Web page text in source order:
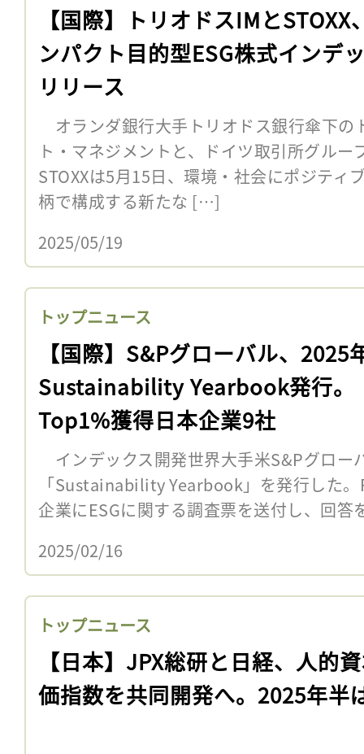
【国際】トリオドスIMとSTOXX
ンパクト目的型ESG株式インデ
リリース
オランダ銀行大手トリオドス銀行傘下の
ト・マネジメントと、ドイツ取引所グルー
STOXXは5月15日、環境・社会にポジティ
柄で構成する新たな […]
2025/05/19
トップニュース
【国際】S&Pグローバル、2025
Sustainability Yearbook発行。
Top1%獲得日本企業9社
インデックス開発世界大手米S&Pグロー
「Sustainability Yearbook」を発行した
企業にESGに関する調査票を送付し、回
2025/02/16
トップニュース
【日本】JPX総研と日経、人的
価指数を共同開発へ。2025年半